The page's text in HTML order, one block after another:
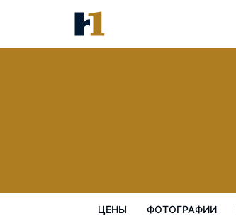
ЦЕНЫ ФОТОГРАФИИ